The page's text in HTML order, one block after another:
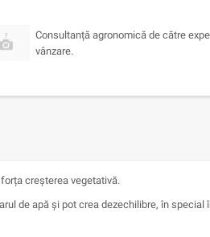
Consultanță agronomică de către
vânzare.
creșterea vegetativă.
de apă și pot crea dezechilibre, în special